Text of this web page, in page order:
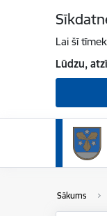
Lai šī
Lūdzu,
Sākums